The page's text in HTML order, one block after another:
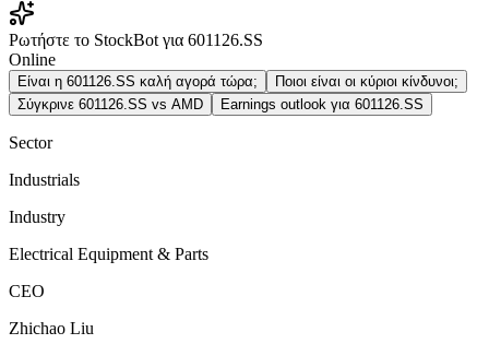
Ρωτήστε το StockBot για 601126.SS
Online
Είναι η 601126.SS καλή αγορά τώρα;
Ποιοι είναι οι κύριοι κίνδυνοι;
Σύγκρινε 601126.SS vs AMD
Earnings outlook για 601126.SS
Sector
Industrials
Industry
Electrical Equipment & Parts
CEO
Zhichao Liu